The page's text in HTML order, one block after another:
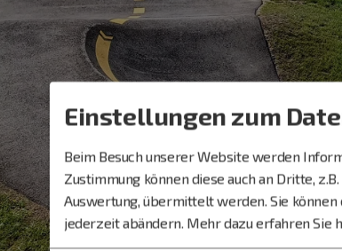
Einstellungen zum
Beim Besuch unserer Website werden
Zustimmung können diese auch an Dritte,
Auswertung, übermittelt werden. Sie
jederzeit abändern. Mehr dazu erfahren Sie